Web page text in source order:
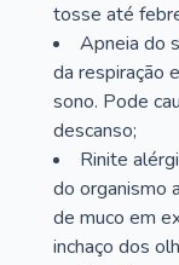
tosse até
Apneia do
da respiração
sono. Pode
descanso;
Rinite
do organismo
de muco em
inchaço dos